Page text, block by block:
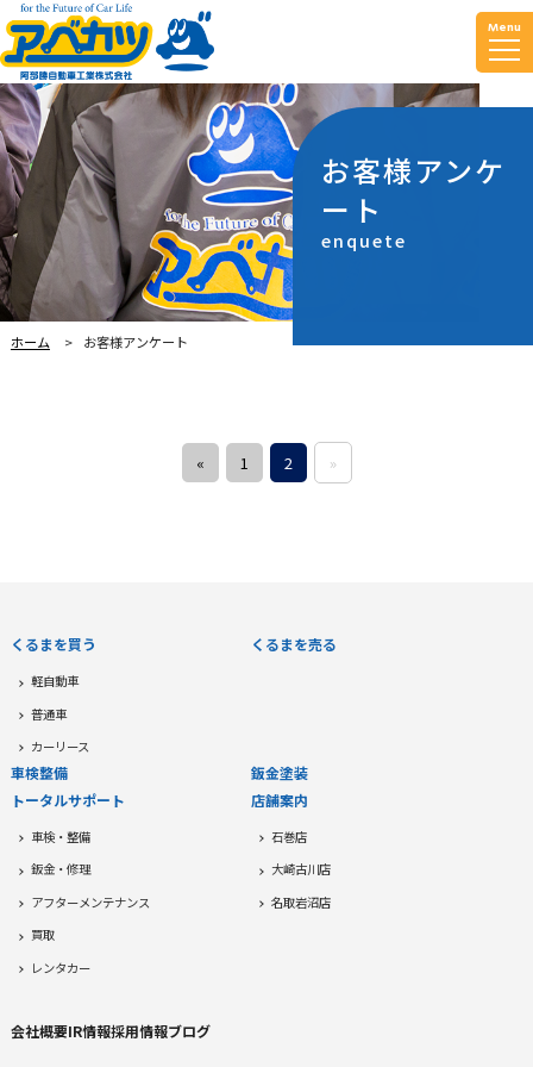
Menu
お客様アンケ
ート
enquete
ホーム お客様アンケート
« 1 2 »
くるまを買う
軽自動車
普通車
カーリース
くるまを売る
車検整備
鈑金塗装
トータルサポート
車検・整備
鈑金・修理
アフターメンテナンス
買取
レンタカー
店舗案内
石巻店
大崎古川店
名取岩沼店
会社概要IR情報採用情報ブログ